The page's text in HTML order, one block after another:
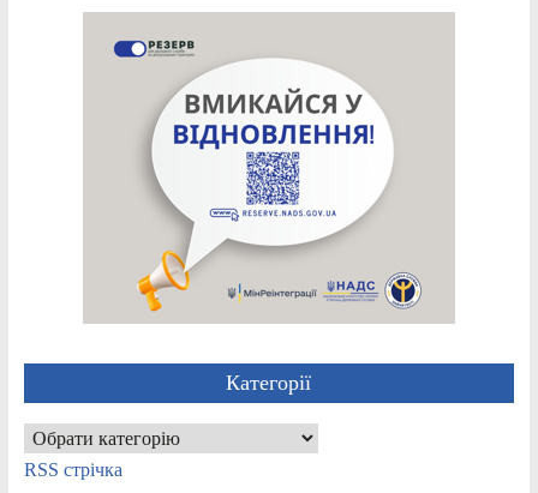
Категорії
Категорії
RSS стрічка